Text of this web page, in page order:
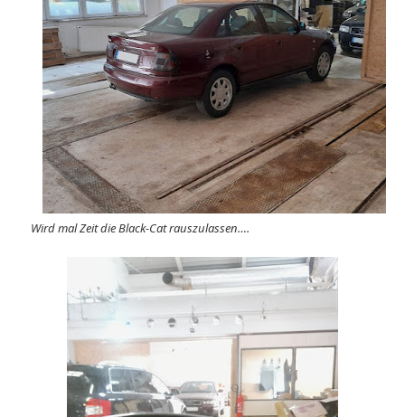
Wird mal Zeit die Black-Cat rauszulassen….